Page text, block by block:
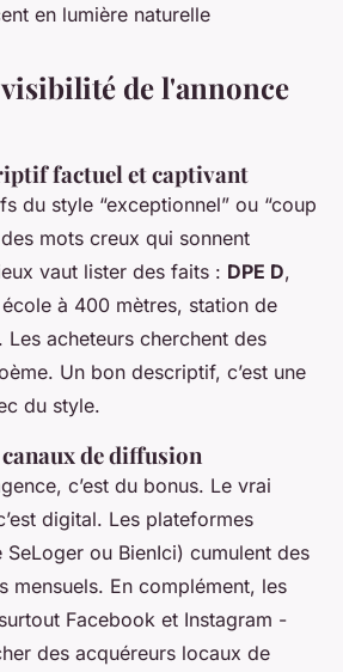
en lumière naturelle
de l'annonce
factuel et captivant
du style “exceptionnel” ou “coup
mots creux qui sonnent
vaut lister des faits : DPE D,
à 400 mètres, station de
acheteurs cherchent des
Un bon descriptif, c’est une
du style.
de diffusion
c’est du bonus. Le vrai
digital. Les plateformes
SeLoger ou BienIci) cumulent des
mensuels. En complément, les
Facebook et Instagram -
des acquéreurs locaux de